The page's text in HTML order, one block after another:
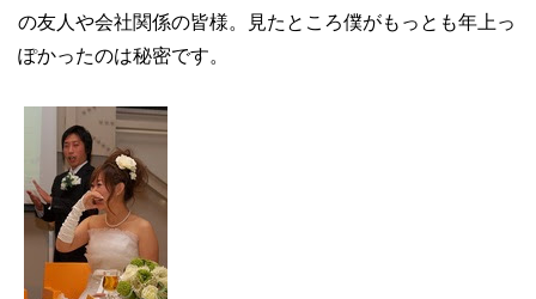
の友人や会社関係の皆様。見たところ僕がもっとも年上っ
ぽかったのは秘密です。